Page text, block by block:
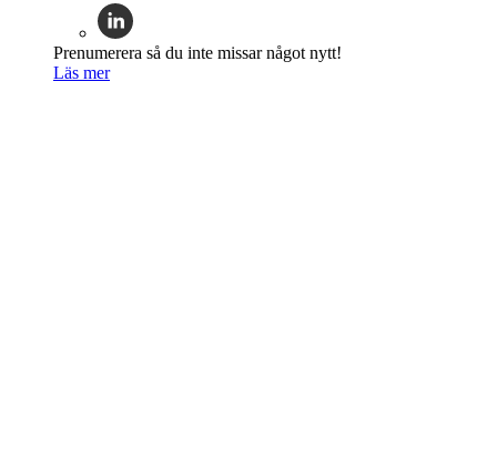
Prenumerera så du inte missar något nytt!
Läs mer